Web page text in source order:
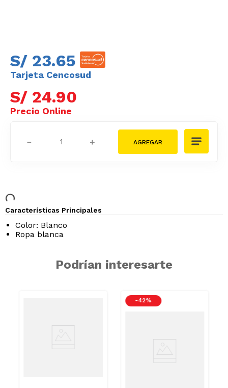
Tarjeta Cencosud
S/ 23.65
S/ 24.90
＋
－
Características Principales
Color: Blanco
Ropa blanca
Podrían interesarte
-42 %